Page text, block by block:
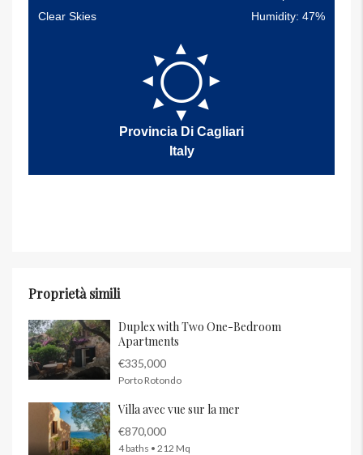
Clear Skies
Humidity: 47%
Provincia Di Cagliari
Italy
Proprietà simili
Duplex with Two One-Bedroom
Apartments
€335,000
Porto Rotondo
Villa avec vue sur la mer
€870,000
4 baths • 212 Mq